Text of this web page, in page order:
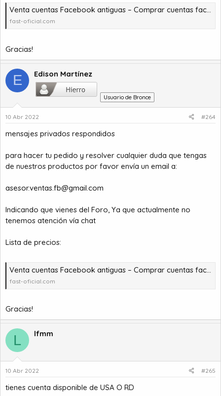
Venta cuentas Facebook antiguas – Comprar cuentas facebook – comprar cuentas facebook – comprar cuentas gmail
fast-oficial.com
Gracias!
E Edison Martínez
Usuario de Bronce
10 Abr 2022 #264
mensajes privados respondidos
para hacer tu pedido y resolver cualquier duda que tengas
de nuestros productos por favor envía un email a:
asesor.ventas.fb@gmail.com
Indicando que vienes del Foro, Ya que actualmente no
tenemos atención vía chat
Lista de precios:
Venta cuentas Facebook antiguas – Comprar cuentas facebook – comprar cuentas facebook – comprar cuentas gmail
fast-oficial.com
Gracias!
L lfmm
10 Abr 2022 #265
tienes cuenta disponible de USA O RD